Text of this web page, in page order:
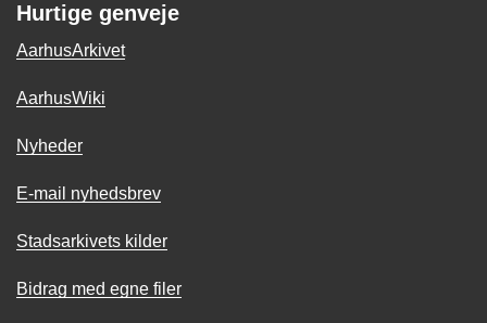
Hurtige genveje
AarhusArkivet
AarhusWiki
Nyheder
E-mail nyhedsbrev
Stadsarkivets kilder
Bidrag med egne filer